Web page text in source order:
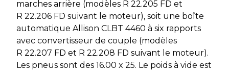
marches arrière (modèles R 22.205 FD et
R 22.206 FD suivant le moteur), soit une boîte
automatique Allison CLBT 4460 à six rapports
avec convertisseur de couple (modèles
R 22.207 FD et R 22.208 FD suivant le moteur).
Les pneus sont des 16.00 x 25. Le poids à vide est